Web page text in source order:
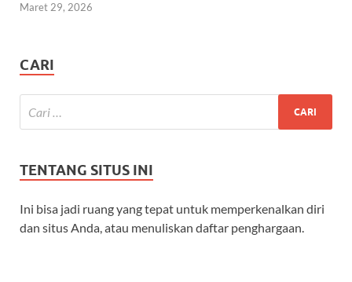
Maret 29, 2026
CARI
TENTANG SITUS INI
Ini bisa jadi ruang yang tepat untuk memperkenalkan diri
dan situs Anda, atau menuliskan daftar penghargaan.